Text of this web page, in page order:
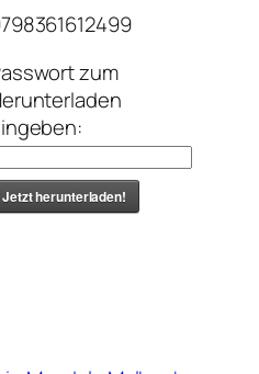
zum
Jetzt herunterladen!